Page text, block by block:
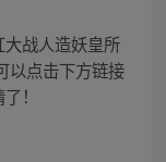
战人造妖皇所
以点击下方链接
！